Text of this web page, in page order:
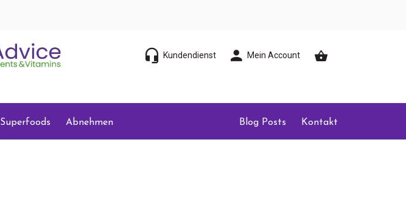
Kundendienst Mein Account
Superfoods Abnehmen Blog Posts Kontakt